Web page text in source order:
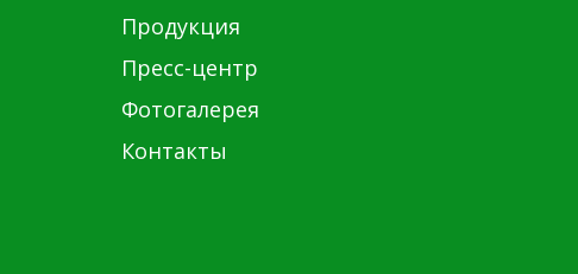
Продукция
Пресс-центр
Фотогалерея
Контакты